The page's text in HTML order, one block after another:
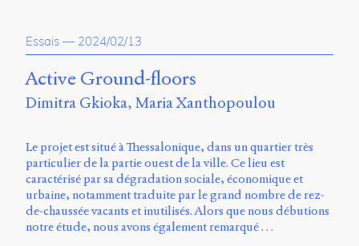
Essais — 2024/02/13
Active Ground-floors
Dimitra Gkioka Maria Xanthopoulou
Le projet est situé à Thessalonique, dans un quartier très
particulier de la partie ouest de la ville. Ce lieu est
caractérisé par sa dégradation sociale, économique et
urbaine, notamment traduite par le grand nombre de rez-
de-chaussée vacants et inutilisés. Alors que nous débutions
notre étude, nous avons également remarqué …